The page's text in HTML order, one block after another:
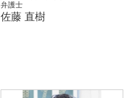
弁護士
佐藤 直樹